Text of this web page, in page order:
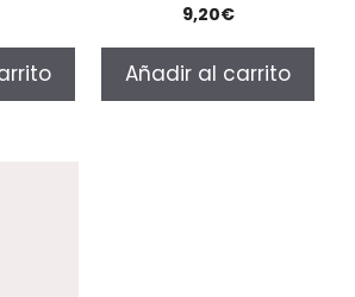
9,20€
Añadir al carrito